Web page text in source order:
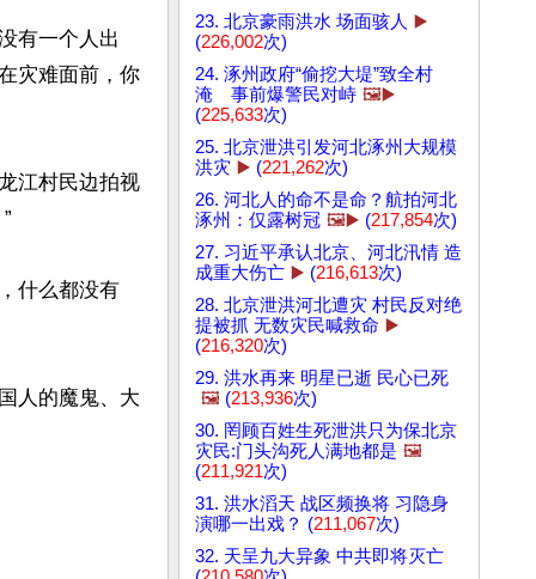
有一个人出
灾难面前，你
江村民边拍视
什么都没有
人的魔鬼、大
23. 北京豪雨洪水 场面骇人 ▶️
(226,002次)
24. 涿州政府“偷挖大堤”致全村
淹 事前爆警民对峙 🖼️▶️
(225,633次)
25. 北京泄洪引发河北涿州大规模
洪灾 ▶️ (221,262次)
26. 河北人的命不是命？航拍河北
涿州：仅露树冠 🖼️▶️ (217,854次)
27. 习近平承认北京、河北汛情 造
成重大伤亡 ▶️ (216,613次)
28. 北京泄洪河北遭灾 村民反对绝
提被抓 无数灾民喊救命 ▶️
(216,320次)
29. 洪水再来 明星已逝 民心已死
🖼️ (213,936次)
30. 罔顾百姓生死泄洪只为保北京
灾民:门头沟死人满地都是 🖼️
(211,921次)
31. 洪水滔天 战区频换将 习隐身
演哪一出戏？ (211,067次)
32. 天呈九大异象 中共即将灭亡